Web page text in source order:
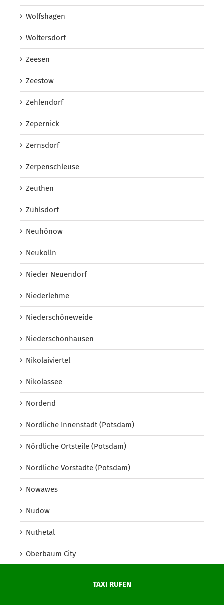
TAXI RUFEN
Wolfshagen
Woltersdorf
Zeesen
Zeestow
Zehlendorf
Zepernick
Zernsdorf
Zerpenschleuse
Zeuthen
Zühlsdorf
Neuhönow
Neukölln
Nieder Neuendorf
Niederlehme
Niederschöneweide
Niederschönhausen
Nikolaiviertel
Nikolassee
Nordend
Nördliche Innenstadt (Potsdam)
Nördliche Ortsteile (Potsdam)
Nördliche Vorstädte (Potsdam)
Nowawes
Nudow
Nuthetal
Oberbaum City